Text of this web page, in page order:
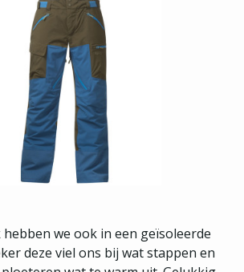
we ook in een geïsoleerde
deze viel ons bij wat stappen en